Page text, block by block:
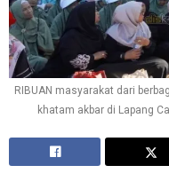
RIBUAN masyarakat dari
khatam akbar di Lapang